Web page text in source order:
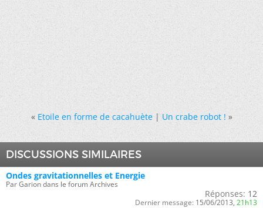
« Etoile en forme de cacahuète|Un crabe robot ! »
DISCUSSIONS SIMILAIRES
Ondes gravitationnelles et Energie
Par Garion dans le forum Archives
Réponses: 12
Dernier message: 15/06/2013, 21h13